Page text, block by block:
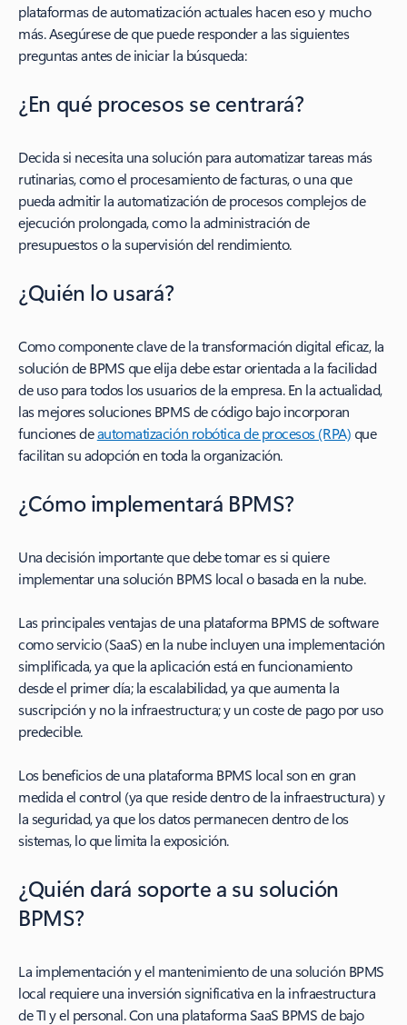
plataformas de automatización actuales hacen eso y mucho
más. Asegúrese de que puede responder a las siguientes
preguntas antes de iniciar la búsqueda:
¿En qué procesos se centrará?
Decida si necesita una solución para automatizar tareas más
rutinarias, como el procesamiento de facturas, o una que
pueda admitir la automatización de procesos complejos de
ejecución prolongada, como la administración de
presupuestos o la supervisión del rendimiento.
¿Quién lo usará?
Como componente clave de la transformación digital eficaz, la
solución de BPMS que elija debe estar orientada a la facilidad
de uso para todos los usuarios de la empresa. En la actualidad,
las mejores soluciones BPMS de código bajo incorporan
funciones deautomatización robótica de procesos (RPA) que
facilitan su adopción en toda la organización.
¿Cómo implementará BPMS?
Una decisión importante que debe tomar es si quiere
implementar una solución BPMS local o basada en la nube.
Las principales ventajas de una plataforma BPMS de software
como servicio (SaaS) en la nube incluyen una implementación
simplificada, ya que la aplicación está en funcionamiento
desde el primer día; la escalabilidad, ya que aumenta la
suscripción y no la infraestructura; y un coste de pago por uso
predecible.
Los beneficios de una plataforma BPMS local son en gran
medida el control (ya que reside dentro de la infraestructura) y
la seguridad, ya que los datos permanecen dentro de los
sistemas, lo que limita la exposición.
¿Quién dará soporte a su solución
BPMS?
La implementación y el mantenimiento de una solución BPMS
local requiere una inversión significativa en la infraestructura
de TI y el personal. Con una plataforma SaaS BPMS de bajo